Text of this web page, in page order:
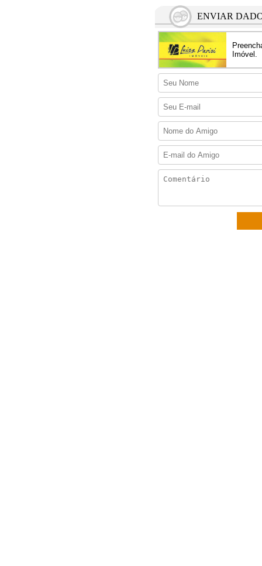
ENVIAR
Imóvel.